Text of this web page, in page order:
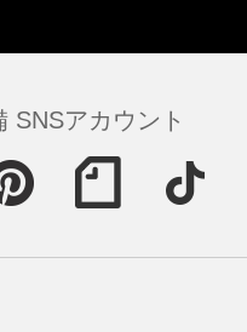
SNSアカウント